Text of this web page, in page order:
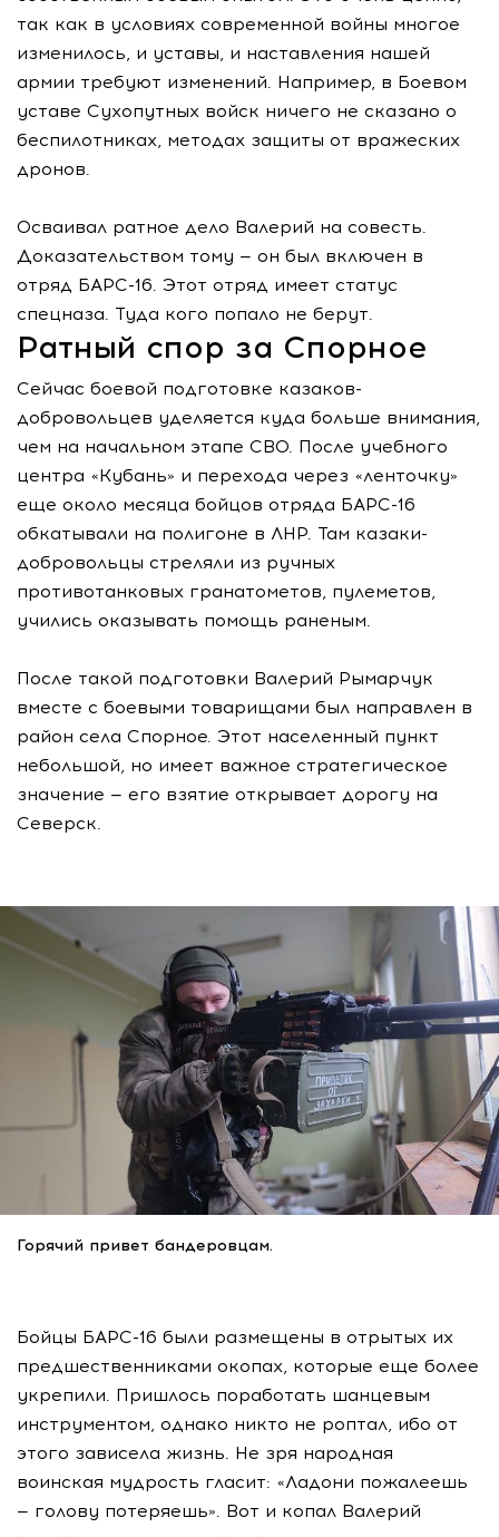
так как в условиях современной войны многое
изменилось, и уставы, и наставления нашей
армии требуют изменений. Например, в Боевом
уставе Сухопутных войск ничего не сказано о
беспилотниках, методах защиты от вражеских
дронов.
Осваивал ратное дело Валерий на совесть.
Доказательством тому — он был включен в
отряд БАРС-16. Этот отряд имеет статус
спецназа. Туда кого попало не берут.
Ратный спор за Спорное
Сейчас боевой подготовке казаков-
добровольцев уделяется куда больше внимания,
чем на начальном этапе СВО. После учебного
центра «Кубань» и перехода через «ленточку»
еще около месяца бойцов отряда БАРС-16
обкатывали на полигоне в ЛНР. Там казаки-
добровольцы стреляли из ручных
противотанковых гранатометов, пулеметов,
учились оказывать помощь раненым.
После такой подготовки Валерий Рымарчук
вместе с боевыми товарищами был направлен в
район села Спорное. Этот населенный пункт
небольшой, но имеет важное стратегическое
значение — его взятие открывает дорогу на
Северск.
Горячий привет бандеровцам.
Бойцы БАРС-16 были размещены в отрытых их
предшественниками окопах, которые еще более
укрепили. Пришлось поработать шанцевым
инструментом, однако никто не роптал, ибо от
этого зависела жизнь. Не зря народная
воинская мудрость гласит: «Ладони пожалеешь
— голову потеряешь». Вот и копал Валерий